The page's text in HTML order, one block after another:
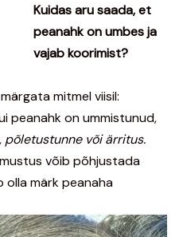
Kuidas aru saada, et
peanahk on umbes ja
vajab koorimist?
mitmel viisil:
peanahk on ummistunud,
põletustunne või ärritus.
võib põhjustada
olla märk peanaha